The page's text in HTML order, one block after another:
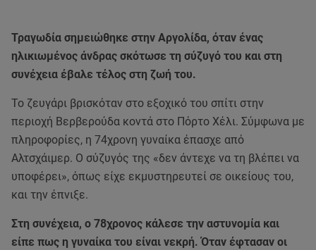
Τραγωδία σημειώθηκε στην Αργολίδα, όταν ένας
ηλικιωμένος άνδρας σκότωσε τη σύζυγό του και στη
συνέχεια έβαλε τέλος στη ζωή του.
Το ζευγάρι βρισκόταν στο εξοχικό του σπίτι στην
περιοχή Βερβερούδα κοντά στο Πόρτο Χέλι. Σύμφωνα με
πληροφορίες, η 74χρονη γυναίκα έπασχε από
Αλτσχάιμερ. Ο σύζυγός της «δεν άντεχε να τη βλέπει να
υποφέρει», όπως είχε εκμυστηρευτεί σε οικείους του,
και την έπνιξε.
Στη συνέχεια, ο 78χρονος κάλεσε την αστυνομία και
είπε πως η γυναίκα του είναι νεκρή. Όταν έφτασαν οι